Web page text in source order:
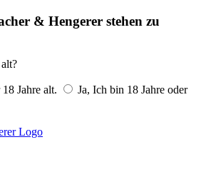
& Hengerer stehen zu
Jahre alt.
Ja, Ich bin 18 Jahre oder